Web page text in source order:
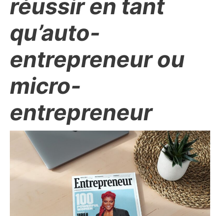
réussir en tant
qu’auto-
entrepreneur ou
micro-
entrepreneur